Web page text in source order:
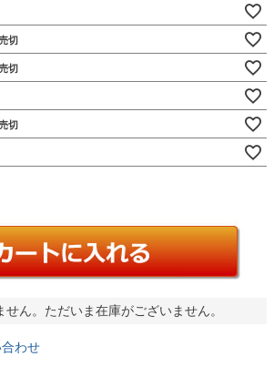
せん。ただいま在庫がございません。
わせ